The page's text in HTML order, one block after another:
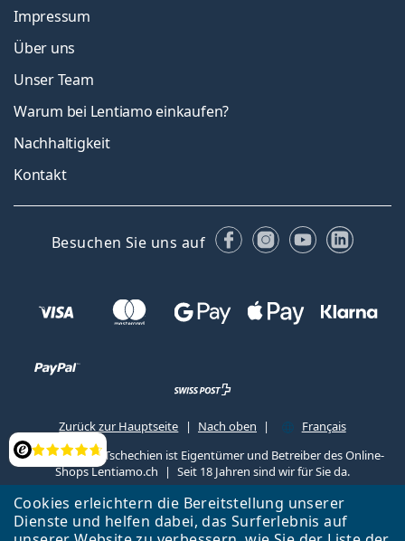
Cookies erleichtern die Bereitstellung unserer
Dienste und helfen dabei, das Surferlebnis auf
Bewertung
Impressum
Über uns
Unser Team
Warum bei Lentiamo einkaufen?
Nachhaltigkeit
Kontakt
Besuchen Sie uns auf FacebookInstagram
YouTube
Zurück zur Hauptseite Nach oben
Français
Lentiamo s.r.o., Tschechien ist Eigentümer und Betreiber des Online-
Shops Lentiamo.ch
Seit 18 Jahren sind wir für Sie da.